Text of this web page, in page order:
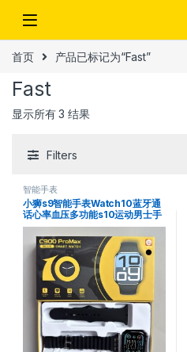
首页 产品已标记为“Fast”
Fast
显示所有 3 结果
Filters
智能手表
小狮s9智能手表Watch10蓝牙通
话心率血压多功能s10运动男士手
表